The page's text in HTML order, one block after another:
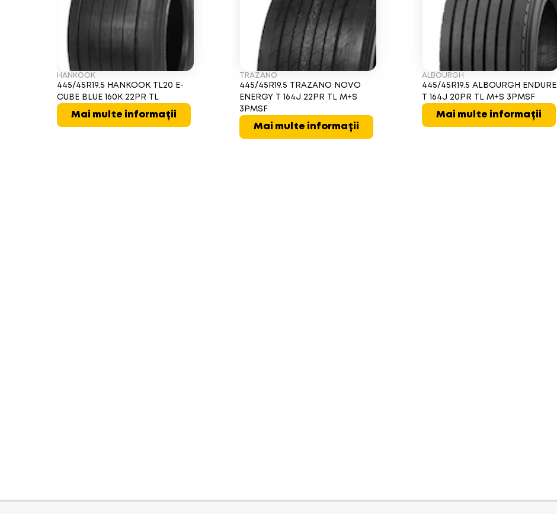
HANKOOK
445/45R19.5 HANKOOK TL20 E-
CUBE BLUE 160K 22PR TL
Mai multe informații
TRAZANO
445/45R19.5 TRAZANO NOVO
ENERGY T 164J 22PR TL M+S
3PMSF
Mai multe informații
ALBOURGH
445/45R19.5 ALBOURGH ENDURE
T 164J 20PR TL M+S 3PMSF
Mai multe informații